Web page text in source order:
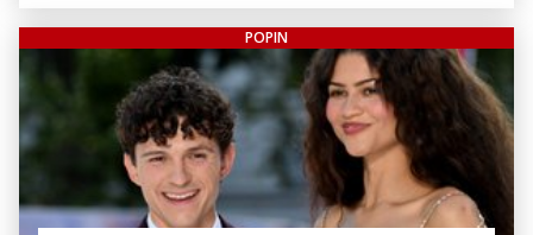
POPIN